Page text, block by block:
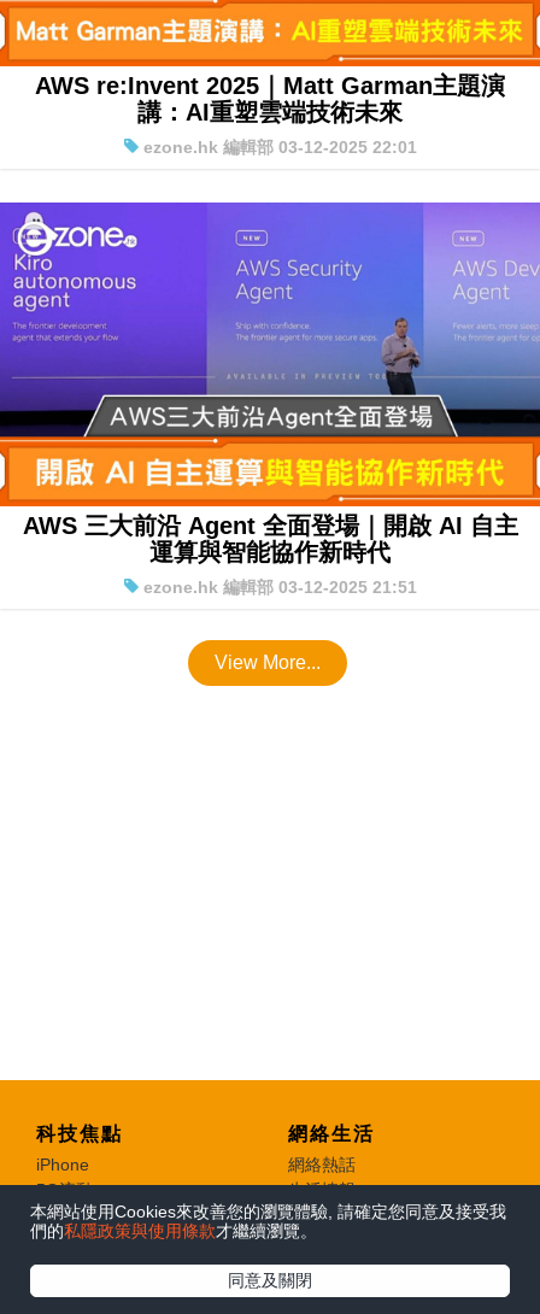
AWS re:Invent 2025｜Matt Garman主題演
講：AI重塑雲端技術未來
AWS 三大前沿 Agent 全面登場｜開啟 AI 自主
運算與智能協作新時代
科技焦點
iPhone
5G流動
智能家居
網絡生活
網絡熱話
生活情報
旅遊筍料
熱門話題
本網站使用Cookies來改善您的瀏覽體驗, 請確定您同意及接受我
們的私隱政策與使用條款才繼續瀏覽。
同意及關閉